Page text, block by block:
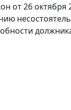
от 26 октября